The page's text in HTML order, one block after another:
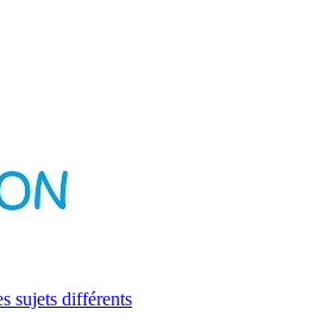
sujets différents